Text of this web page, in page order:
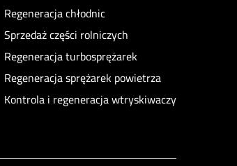
Regeneracja chłodnic
Sprzedaż części rolniczych
Regeneracja turbosprężarek
Regeneracja sprężarek powietrza
Kontrola i regeneracja wtryskiwaczy